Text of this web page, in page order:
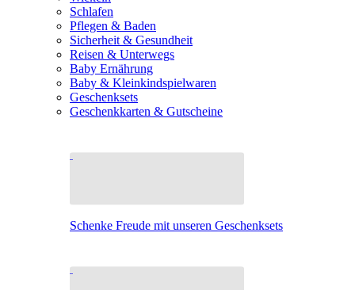
Schlafen
Pflegen & Baden
Sicherheit & Gesundheit
Reisen & Unterwegs
Baby Ernährung
Baby & Kleinkindspielwaren
Geschenksets
Geschenkkarten & Gutscheine
Schenke Freude mit unseren Geschenksets